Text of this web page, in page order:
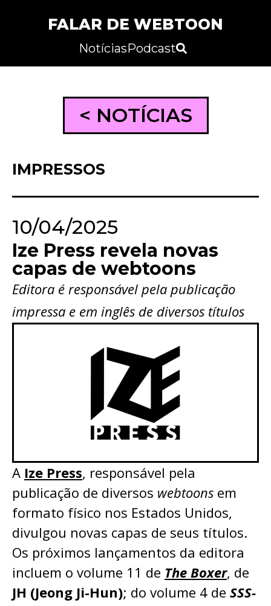
FALAR DE WEBTOON
NotíciasPodcast
< NOTÍCIAS
IMPRESSOS
10/04/2025
Ize Press revela novas
capas de webtoons
Editora é responsável pela publicação
impressa e em inglês de diversos títulos
A Ize Press, responsável pela
publicação de diversos webtoons em
formato físico nos Estados Unidos,
divulgou novas capas de seus títulos.
Os próximos lançamentos da editora
incluem o volume 11 de The Boxer, de
JH (Jeong Ji-Hun); do volume 4 de SSS-